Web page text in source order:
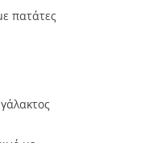
πατάτες